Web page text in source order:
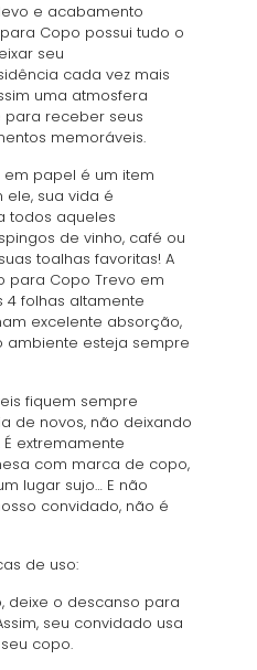
e acabamento
Copo possui tudo o
seu
cada vez mais
uma atmosfera
receber seus
memoráveis.
papel é um item
ele, sua vida é
todos aqueles
de vinho, café ou
toalhas favoritas! A
para Copo Trevo em
4 folhas altamente
excelente absorção,
ambiente esteja sempre
fiquem sempre
de novos, não deixando
extremamente
com marca de copo,
lugar sujo… E não
convidado, não é
de uso:
deixe o descanso para
seu convidado usa
copo.